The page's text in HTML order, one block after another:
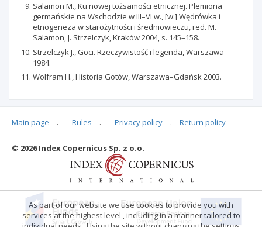
Salamon M., Ku nowej tożsamości etnicznej. Plemiona
germańskie na Wschodzie w III–VI w., [w:] Wędrówka i
etnogeneza w starożytności i średniowieczu, red. M.
Salamon, J. Strzelczyk, Kraków 2004, s. 145–158.
Strzelczyk J., Goci. Rzeczywistość i legenda, Warszawa
1984.
Wolfram H., Historia Gotów, Warszawa–Gdańsk 2003.
Articles quoting
Main page . Rules . Privacy policy . Return policy
© 2026 Index Copernicus Sp. z o.o.
As part of our website we use cookies to provide you with
services at the highest level , including in a manner tailored to